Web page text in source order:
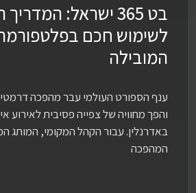
בט 365 ישראל:
לשימוש חכם
המובילה
ענף הספורט העולמי עבר מהפכה
והפך מחוויה של צפייה פסיבית לאירוע
באדרנלין. עבור הקהל המקומי, המותג
המהפכה